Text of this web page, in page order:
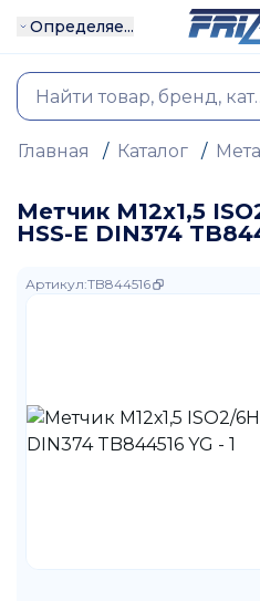
Определяе...
Главная / Каталог /
Метчик М12х1,5
HSS-E DIN374
Артикул:TB844516